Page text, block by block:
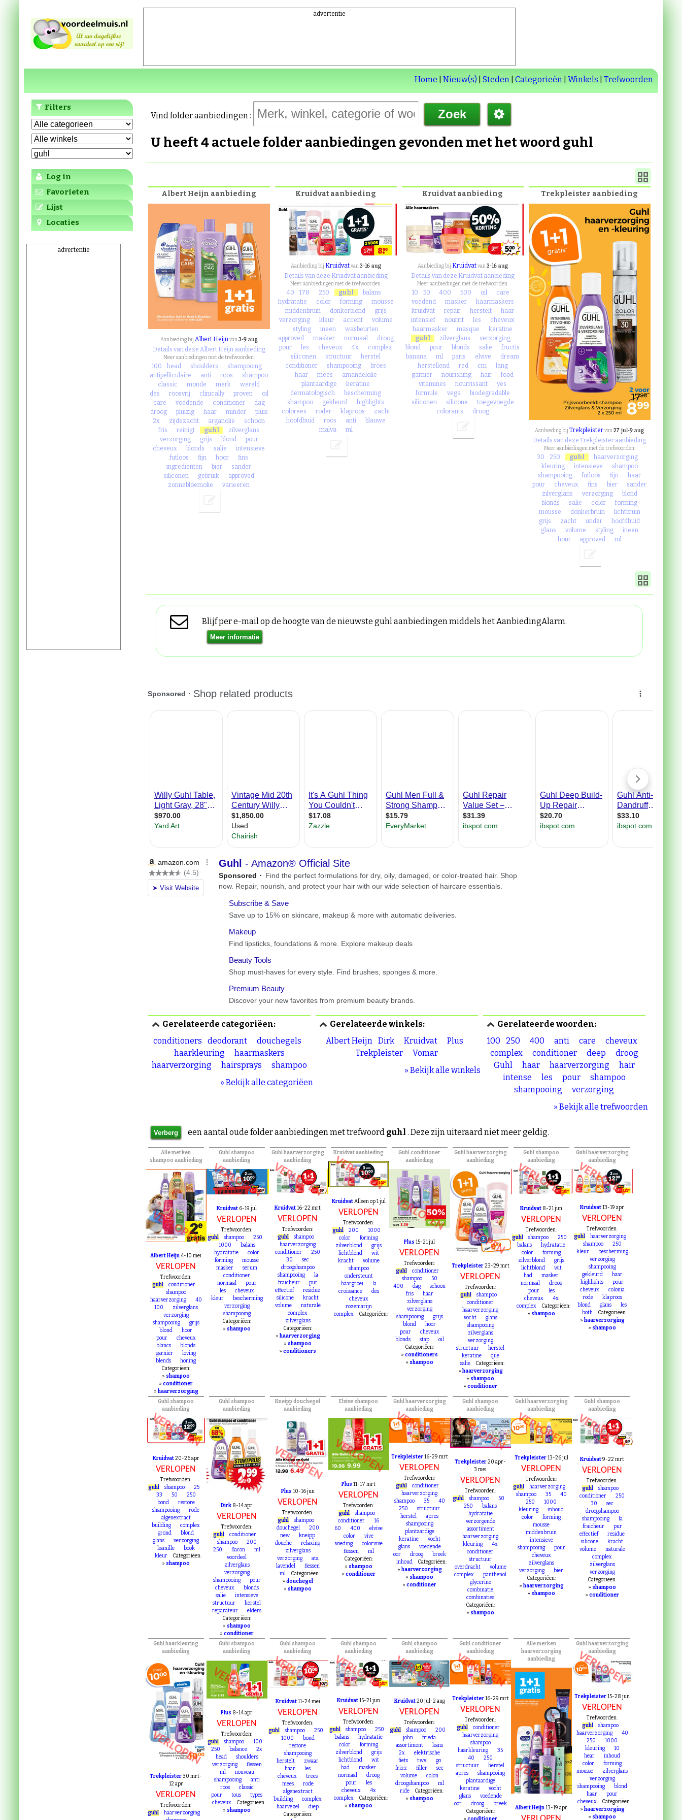
advertentie
Home Nieuw(s) Steden| Categorieën| Winkels Trefwoorden
Filters
Log in
Favorieten
Lijst
Locaties
advertentie
Vind folder aanbiedingen :
U heeft 4 actuele folder aanbiedingen gevonden met het woordguhl
Albert Heijn aanbieding
Aanbieding bij Albert Heijnvan3-9 aug
Details van deze Albert Heijn aanbieding
Meer aanbiedingen met de trefwoorden:
100 head shoulders
shampooing
antipelliculaire
anti roos
shampoo
classic
monde merk
wereld
des
roosvrij clinically proven
oil
care
voedende conditioner
dag
droog
pluizig haar minder
pluis
2x
zijdezacht arganolie
schoon
fris
reinigt guhl
zilverglans
verzorging
grijs blond
pour
cheveux
blonds salie
intensieve
futloos
fijn hoor
fins
ingredienten
bier
sander
siliconen
gebruik
approved
zonnebloemolie
varieeren
Kruidvat aanbieding
Aanbieding bij Kruidvatvan3-16 aug
Details van deze Kruidvat aanbieding
Meer aanbiedingen met de trefwoorden:
40 178 250 guhl
balans
hydratatie
color forming
mousse
middenbruin
donkerblond
grijs
verzorging
kleur accent
volume
styling
ineen
wasbeurten
approved
masker normaal
droog
pour
les cheveux 4x
complex
siliconen
structuur
herstel
conditioner
shampooing
broes
haar
mees
amandelolie
plantaardige
keratine
dermatologisch
bescherming
shampoo
gekleurd
highlights
colorees
roder klaproos
zacht
hoofdhuid
roos anti
blauwe
malva
ml
Kruidvat aanbieding
Aanbieding bij Kruidvatvan3-16 aug
Details van deze Kruidvat aanbieding
Meer aanbiedingen met de trefwoorden:
10 50 400 500 oil
care
voedend
masker
haarmaskers
kruidvat
repair herstelt
haar
intensief
nourrit les
cheveux
haarmasker
masque
keratine
guhl
zilverglans
verzorging
blond
pour blonds salie
fructis
banana
ml paris elvive
dream
herstellend
red cm
lang
garnier
nourishing hair
food
vitamines
nourrissant
yes
formule
vega
biodegradable
siliconen
silicone
toegevoegde
colorants
droog
Trekpleister aanbieding
Aanbieding bijTrekpleistervan27 jul-9 aug
Details van deze Trekpleister aanbieding
Meer aanbiedingen met de trefwoorden:
30 250 guhl
haarverzorging
kleuring
intensieve
shampoo
shampooing
futloos fijn
haar
pour
cheveux fins bier
sander
zilverglans
verzorging
blond
blonds
salie color
forming
mousse
donkerbruin
lichtbruin
grijs
zacht under
hoofdhuid
glans
volume styling
ineen
hout
approved ml
Blijf per e-mail op de hoogte van de nieuwste guhl aanbiedingen middels het AanbiedingAlarm.
Gerelateerde categoriëen:
conditioners
deodorant
douchegels
haarkleuring
haarmaskers
haarverzorging
hairsprays
shampoo
» Bekijk alle categoriëen
Gerelateerde winkels:
Albert Heijn
Dirk Kruidvat
Plus
Trekpleister
Vomar
» Bekijk alle winkels
Gerelateerde woorden:
100
250 400 anti care
cheveux
complex
conditioner deep
droog
Guhl
haar haarverzorging
hair
intense
les pour
shampoo
shampooing
verzorging
» Bekijk alle trefwoorden
een aantal oude folder aanbiedingen met trefwoord guhl . Deze zijn uiteraard niet meer geldig.
Alle merken
shampoo aanbieding
VERLOPEN
Albert Heijn4-10 mei
VERLOPEN
Trefwoorden:
guhl
conditioner
shampoo
haarverzorging
40
100
zilverglans
verzorging
shampooing
grijs
blond
hoor
pour
cheveux
blancs
blonds
garnier
loving
blends
honing
Categoriëen:
» shampoo
»conditioner
» haarverzorging
Guhl shampoo
aanbieding
VERLOPEN
Kruidvat 6-19 jul
VERLOPEN
Trefwoorden:
guhl
shampoo
250
1000
balans
hydratatie
color
forming
mousse
masker
serum
conditioner
normaal
pour
les
cheveux
kleur
bescherming
verzorging
shampooing
Categoriëen:
» shampoo
Guhl haarverzorging
aanbieding
VERLOPEN
Kruidvat16-22 mrt
VERLOPEN
Trefwoorden:
guhl
shampoo
haarverzorging
conditioner
250
30
sec
droogshampoo
shampooing
la
fraicheur
pur
effectief
residue
silicone
kracht
volume
naturale
complex
zilverglans
Categoriëen:
» haarverzorging
» shampoo
»conditioners
Kruidvat aanbieding
VERLOPEN
KruidvatAlleen op 1 jul
VERLOPEN
Trefwoorden:
guhl
200
1000
color
forming
zilverblond
grijs
lichtblond
wit
kracht
volume
shampoo
ondersteunt
haargroei
la
croissance
des
cheveux
rozemarijn
complex
Categoriëen:
Guhl conditioner
aanbieding
VERLOPEN
Plus 15-21 jul
VERLOPEN
Trefwoorden:
guhl
conditioner
shampoo
50
400
dag
schoon
fris
haar
zilverglans
verzorging
shampooing
grijs
blond
hoor
pour
cheveux
blonds
stap
oil
Categoriëen:
»conditioners
» shampoo
Guhl haarverzorging
aanbieding
VERLOPEN
Trekpleister23-29 mrt
VERLOPEN
Trefwoorden:
guhl
shampoo
conditioner
haarverzorging
vocht
glans
shampooing
zilverglans
verzorging
structuur
herstel
keratine
que
salie
Categoriëen:
» haarverzorging
» shampoo
»conditioner
Guhl shampoo
aanbieding
VERLOPEN
Kruidvat 8-21 jun
VERLOPEN
Trefwoorden:
guhl
shampoo
250
balans
hydratatie
color
forming
zilverblond
grijs
lichtblond
wit
had
masker
normaal
droog
pour
les
cheveux
4x
complex
Categoriëen:
» shampoo
Guhl haarverzorging
aanbieding
VERLOPEN
Kruidvat13-19 apr
VERLOPEN
Trefwoorden:
guhl
haarverzorging
shampoo
250
kleur
bescherming
verzorging
shampooing
gekleurd
haar
highlights
pour
cheveux
colonia
rode
klaproos
blond
glans
les
both
Categoriëen:
» haarverzorging
» shampoo
Guhl shampoo
aanbieding
VERLOPEN
Kruidvat20-26 apr
VERLOPEN
Trefwoorden:
guhl
shampoo
25
33
50
250
bond
restore
shampooing
rode
algenextract
building
complex
grond
blond
glans
verzorging
kamille
book
kleur
Categoriëen:
» shampoo
Guhl shampoo
aanbieding
VERLOPEN
Dirk 8-14 apr
VERLOPEN
Trefwoorden:
guhl
conditioner
shampoo
200
250
flacon
ml
voordeel
zilverglans
verzorging
shampooing
pour
cheveux
blonds
salie
intensieve
structuur
herstel
reparateur
elders
Categoriëen:
» shampoo
»conditioner
Kneipp douchegel
aanbieding
VERLOPEN
Plus 10-16 jun
VERLOPEN
Trefwoorden:
guhl
shampoo
douchegel
200
new
kneipp
douche
relaxing
zilverglans
verzorging
ata
lavendel
flessen
ml
Categoriëen:
»douchegel
» shampoo
Elvive shampoo
aanbieding
VERLOPEN
Plus 11-17 mrt
VERLOPEN
Trefwoorden:
guhl
shampoo
conditioner
16
60
400
elvive
color
vive
voeding
colorvive
flessen
ml
Categoriëen:
» shampoo
»conditioner
Guhl haarverzorging
aanbieding
VERLOPEN
Trekpleister16-29 mrt
VERLOPEN
Trefwoorden:
guhl
conditioner
haarverzorging
shampoo
35
40
250
structuur
herstel
apres
shampooing
plantaardige
keratine
vocht
glans
voedende
oor
droog
breek
inhoud
Categoriëen:
» haarverzorging
» shampoo
»conditioner
Guhl shampoo
aanbieding
VERLOPEN
Trekpleister20 apr-
3 mei
VERLOPEN
Trefwoorden:
guhl
shampoo
50
250
balans
hydratatie
verzorgende
assortiment
haarverzorging
kleuring
4x
conditioner
structuur
overdracht
volume
complex
panthenol
glycerine
combinatie
combinaties
Categoriëen:
» shampoo
Guhl haarverzorging
aanbieding
VERLOPEN
Trekpleister13-26 jul
VERLOPEN
Trefwoorden:
guhl
haarverzorging
shampoo
35
40
250
1000
kleuring
inhoud
color
forming
mousse
middenbruin
intensieve
shampooing
pour
cheveux
zilverglans
verzorging
bier
Categoriëen:
» haarverzorging
» shampoo
Guhl shampoo
aanbieding
VERLOPEN
Kruidvat9-22 mrt
VERLOPEN
Trefwoorden:
guhl
shampoo
conditioner
250
30
sec
droogshampoo
shampooing
la
fraicheur
pur
effectief
residue
silicone
kracht
volume
naturale
complex
zilverglans
verzorging
Categoriëen:
» shampoo
»conditioner
Guhl haarkleuring
aanbieding
VERLOPEN
Trekpleister30 mrt-
12 apr
VERLOPEN
Trefwoorden:
guhl
haarverzorging
Guhl shampoo
aanbieding
VERLOPEN
Plus 8-14 apr
VERLOPEN
Trefwoorden:
guhl
shampoo
100
250
balance
2x
head
shoulders
verzorging
flessen
ml
nouveau
shampooing
anti
roos
classic
pour
tous
types
cheveux
Categoriëen:
» shampoo
Guhl shampoo
aanbieding
VERLOPEN
Kruidvat11-24 mei
VERLOPEN
Trefwoorden:
guhl
shampoo
250
1000
bond
restore
shampooing
herstelt
zwaar
haar
les
cheveux
trees
mees
rode
algenextract
building
complex
haarvezel
diep
Categoriëen:
Guhl shampoo
aanbieding
VERLOPEN
Kruidvat15-21 jun
VERLOPEN
Trefwoorden:
guhl
shampoo
250
balans
hydratatie
color
forming
zilverblond
grijs
lichtblond
wit
had
masker
normaal
droog
pour
les
cheveux
4x
complex
Categoriëen:
» shampoo
Guhl shampoo
aanbieding
VERLOPEN
Kruidvat20 jul-2 aug
VERLOPEN
Trefwoorden:
guhl
shampoo
200
john
frieda
assortiment
kans
2x
elektrische
fiets
t.w.v.
go
frizz
filler
sec
volume
colon
droogshampoo
ml
ride
Categoriëen:
» shampoo
Guhl conditioner
aanbieding
VERLOPEN
Trekpleister16-29 mrt
VERLOPEN
Trefwoorden:
guhl
conditioner
haarverzorging
shampoo
haarkleuring
35
40
250
structuur
herstel
apres
shampooing
plantaardige
keratine
vocht
glans
voedende
oor
droog
breek
Categoriëen:
Alle merken
haarverzorging
aanbieding
VERLOPEN
Albert Heijn13-19 apr
Guhl haarverzorging
aanbieding
VERLOPEN
Trekpleister15-28 jun
VERLOPEN
Trefwoorden:
guhl
shampoo
haarverzorging
40
250
1000
kleuring
10
hear
inhoud
color
forming
mousse
zilverglans
verzorging
shampooing
blond
haar
pour
cheveux
Categoriëen:
» haarverzorging
» shampoo